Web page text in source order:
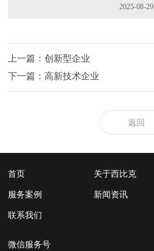
2025-08-29
上一篇：创新型企业
下一篇：高新技术企业
返回
首页 关于西比克
服务案例 新闻资讯
联系我们
微信服务号